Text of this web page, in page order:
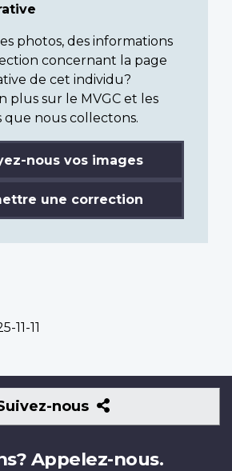
photos, des informations
concernant la page
de cet individu?
plus sur le MVGC et les
que nous collectons.
nous vos images
une correction
11-11
nous
Suivez-
nous
Appelez-nous.